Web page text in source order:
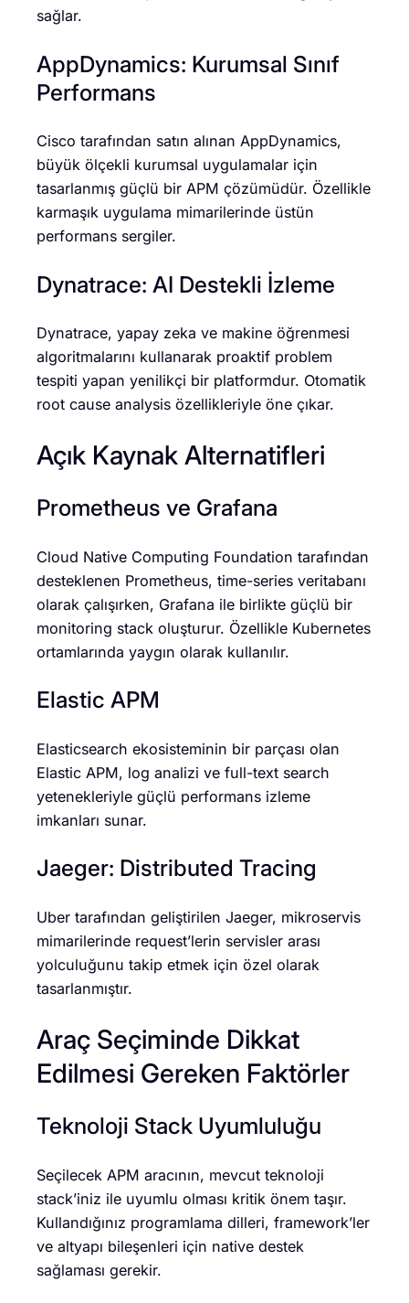
sağlar.
AppDynamics: Kurumsal Sınıf
Performans
Cisco tarafından satın alınan AppDynamics,
büyük ölçekli kurumsal uygulamalar için
tasarlanmış güçlü bir APM çözümüdür. Özellikle
karmaşık uygulama mimarilerinde üstün
performans sergiler.
Dynatrace: AI Destekli İzleme
Dynatrace, yapay zeka ve makine öğrenmesi
algoritmalarını kullanarak proaktif problem
tespiti yapan yenilikçi bir platformdur. Otomatik
root cause analysis özellikleriyle öne çıkar.
Açık Kaynak Alternatifleri
Prometheus ve Grafana
Cloud Native Computing Foundation tarafından
desteklenen Prometheus, time-series veritabanı
olarak çalışırken, Grafana ile birlikte güçlü bir
monitoring stack oluşturur. Özellikle Kubernetes
ortamlarında yaygın olarak kullanılır.
Elastic APM
Elasticsearch ekosisteminin bir parçası olan
Elastic APM, log analizi ve full-text search
yetenekleriyle güçlü performans izleme
imkanları sunar.
Jaeger: Distributed Tracing
Uber tarafından geliştirilen Jaeger, mikroservis
mimarilerinde request’lerin servisler arası
yolculuğunu takip etmek için özel olarak
tasarlanmıştır.
Araç Seçiminde Dikkat
Edilmesi Gereken Faktörler
Teknoloji Stack Uyumluluğu
Seçilecek APM aracının, mevcut teknoloji
stack’iniz ile uyumlu olması kritik önem taşır.
Kullandığınız programlama dilleri, framework’ler
ve altyapı bileşenleri için native destek
sağlaması gerekir.